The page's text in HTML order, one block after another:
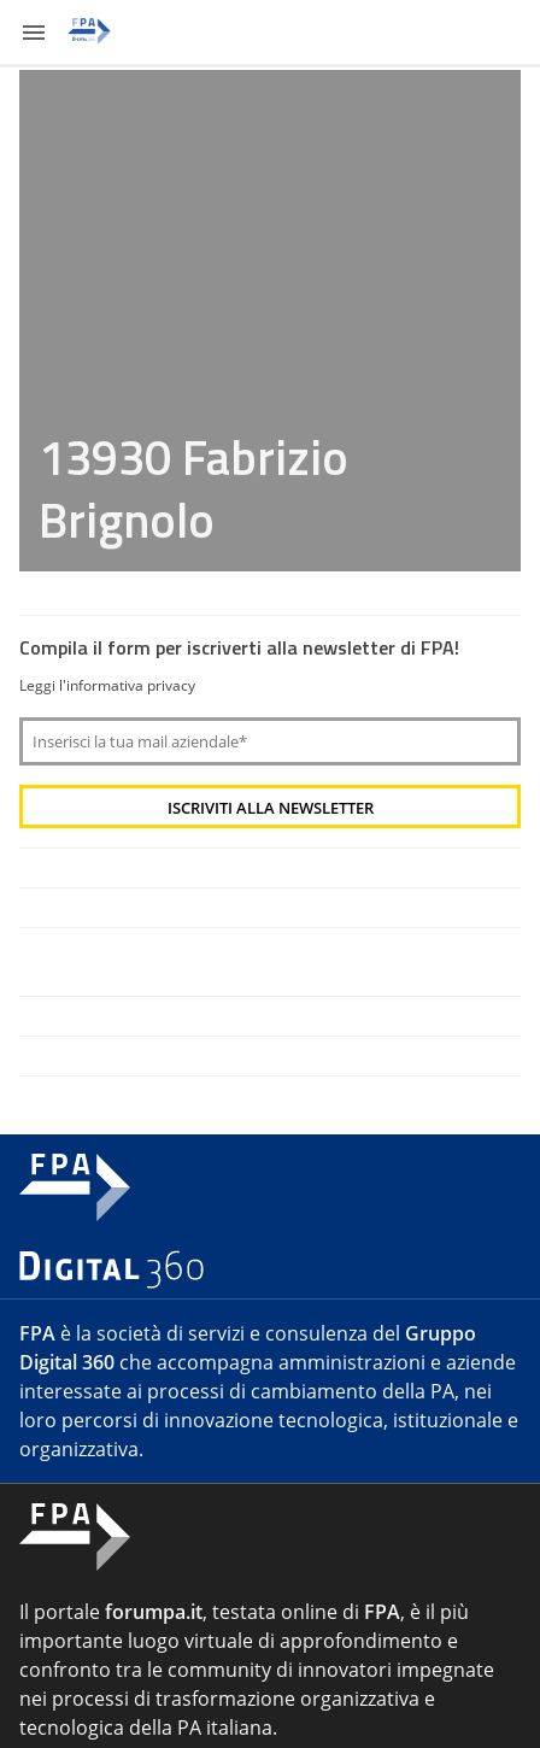
13930 Fabrizio
Brignolo
Compila il form per iscriverti alla newsletter di FPA!
Leggi l'informativa privacy
FPA è la società di servizi e consulenza del Gruppo
Digital 360 che accompagna amministrazioni e aziende
interessate ai processi di cambiamento della PA, nei
loro percorsi di innovazione tecnologica, istituzionale e
organizzativa.
Il portaleforumpa.it, testata online di FPA, è il più
importante luogo virtuale di approfondimento e
confronto tra le community di innovatori impegnate
nei processi di trasformazione organizzativa e
tecnologica della PA italiana.